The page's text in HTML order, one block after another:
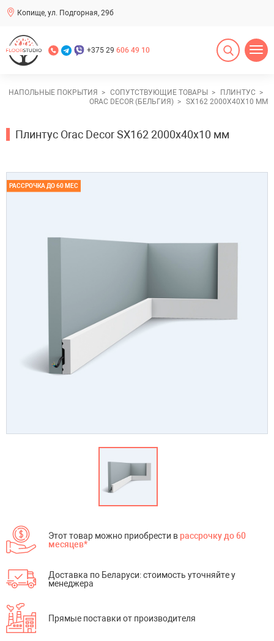
Копище, ул. Подгорная, 29б
+375 29 606 49 10
НАПОЛЬНЫЕ ПОКРЫТИЯ СОПУТСТВУЮЩИЕ ТОВАРЫ
ПЛИНТУС
ORAC DECOR (БЕЛЬГИЯ)
SX162 2000Х40Х10 ММ
Плинтус Orac Decor SX162 2000х40х10 мм
РАССРОЧКА ДО 60 МЕС
Этот товар можно приобрести врассрочку до 60
месяцев*
Доставка по Беларуси: стоимость уточняйте у
менеджера
Прямые поставки от производителя